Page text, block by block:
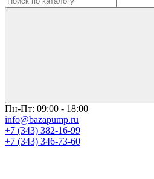
Пн-Пт: 09:00 - 18:00
info@bazapump.ru
+7 (343) 382-16-99
+7 (343) 346-73-‬60